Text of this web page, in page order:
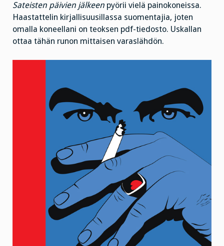
Sateisten päivien jälkeen pyörii vielä painokoneissa.
Haastattelin kirjallisuusillassa suomentajia, joten
omalla koneellani on teoksen pdf-tiedosto. Uskallan
ottaa tähän runon mittaisen varaslähdön.